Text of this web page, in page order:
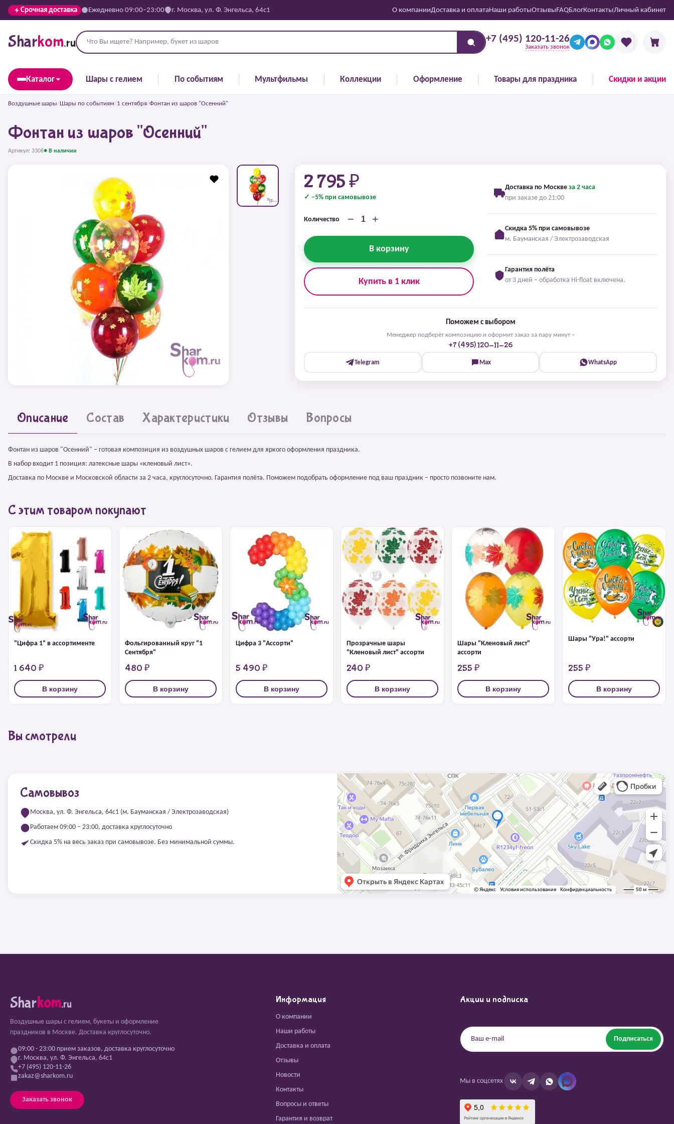
Срочная доставка Ежедневно 09:00–23:00 г. Москва, ул. Ф. Энгельса, 64с1 О компанииДоставка и оплатаНаши работыОтзывыFAQБлогКонтактыЛичный кабинет
Sharkom.ru +7 (495) 120-11-26
Заказать звонок
Каталог Шары с гелием По событиям Мультфильмы Коллекции Оформление Товары для праздника Скидки и акции
Воздушные шары/Шары по событиям/1 сентября/Фонтан из шаров "Осенний"
Фонтан из шаров "Осенний"
Артикул: 3306● В наличии
2 795 ₽
✓ −5% при самовывозе
Количество − +
В корзину
Купить в 1 клик
Доставка по Москве за 2 часа
при заказе до 21:00
Скидка 5% при самовывозе
м. Бауманская / Электрозаводская
Гарантия полёта
от 3 дней – обработка Hi-float включена.
Поможем с выбором
Менеджер подберёт композицию и оформит заказ за пару минут –
+7 (495) 120-11-26
Telegram Max WhatsApp
Описание Состав Характеристики Отзывы Вопросы
Фонтан из шаров "Осенний" – готовая композиция из воздушных шаров с гелием для яркого оформления праздника.
В набор входит 1 позиция: латексные шары «кленовый лист».
Доставка по Москве и Московской области за 2 часа, круглосуточно. Гарантия полёта. Поможем подобрать оформление под ваш праздник – просто позвоните нам.
С этим товаром покупают
"Цифра 1" в ассортименте
1 640 ₽
В корзину
Фольгированный круг "1
Сентября"
480 ₽
В корзину
Цифра 3 "Ассорти"
5 490 ₽
В корзину
Прозрачные шары
"Кленовый лист" ассорти
240 ₽
В корзину
Шары "Кленовый лист"
ассорти
255 ₽
В корзину
Шары "Ура!" ассорти
255 ₽
В корзину
Вы смотрели
Самовывоз
Москва, ул. Ф. Энгельса, 64с1 (м. Бауманская / Электрозаводская)
Работаем 09:00 – 23:00, доставка круглосуточно
Скидка 5% на весь заказ при самовывозе. Без минимальной суммы.
Sharkom.ru
Воздушные шары с гелием, букеты и оформление
праздников в Москве. Доставка круглосуточно.
09:00 - 23:00 прием заказов, доставка круглосуточно
г. Москва, ул. Ф. Энгельса, 64с1
+7 (495) 120-11-26
zakaz@sharkom.ru
Заказать звонок
Информация
О компании
Наши работы
Доставка и оплата
Отзывы
Новости
Контакты
Вопросы и ответы
Гарантия и возврат
Акции и подписка
Подписаться
Мы в соцсетях